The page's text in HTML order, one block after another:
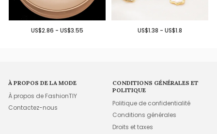
US$2.86 - US$3.55 US$1.38 - US$1.8
À PROPOS DE LA MODE
À propos de FashionTIY
Contactez-nous
CONDITIONS GÉNÉRALES ET
POLITIQUE
Politique de confidentialité
Conditions générales
Droits et taxes